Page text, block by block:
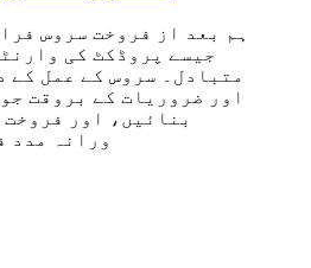
ہم بعد از فروخت سروس
جیسے پروڈکٹ کی
متبادل۔ سروس کے عمل کے
اور ضروریات کے بروقت
بنائیں، اور فروخت
ورانہ مدد